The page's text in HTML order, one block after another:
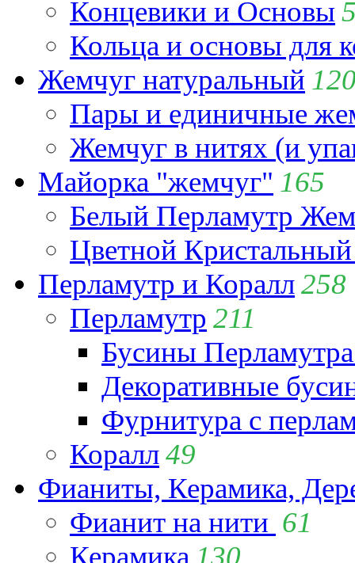
Концевики и Основы
Кольца и основы для
Жемчуг натуральный
Пары и единичные
Жемчуг в нитях (и
Майорка "жемчуг" 165
Белый Перламутр
Цветной
Перламутр и Коралл258
Перламутр 211
Бусины
Декоративные
Фурнитура с
Коралл49
Фианиты, Керамика,
Фианит на нити 61
Керамика 130